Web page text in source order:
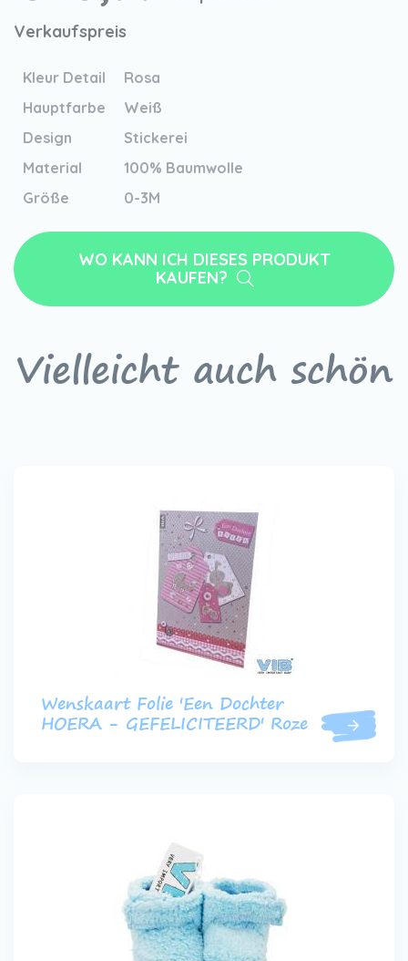
Verkaufspreis
Kleur Detail
Rosa
Hauptfarbe
Weiß
Design
Stickerei
Material
100% Baumwolle
Größe
0-3M
WO KANN ICH DIESES PRODUKT
KAUFEN?
Vielleicht auch schön
Wenskaart Folie 'Een Dochter
HOERA - GEFELICITEERD' Roze